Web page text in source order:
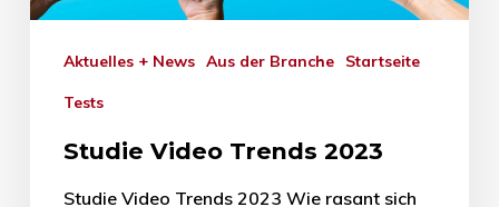
Aktuelles + News Aus der Branche Startseite
Tests
Studie Video Trends 2023
Studie Video Trends 2023 Wie rasant sich